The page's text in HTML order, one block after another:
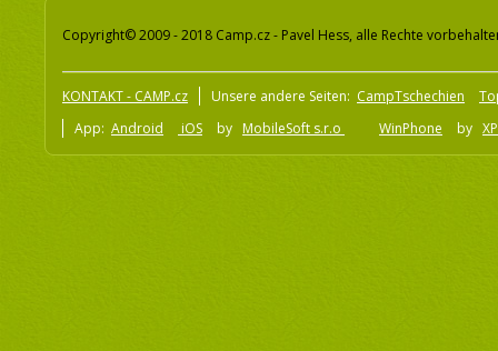
Copyright© 2009 - 2018 Camp.cz - Pavel Hess, alle Rechte
KONTAKT - CAMP.cz Unsere andere Seiten: CampTschechien
App: Android iOS by MobileSoft s.r.o WinPhone by